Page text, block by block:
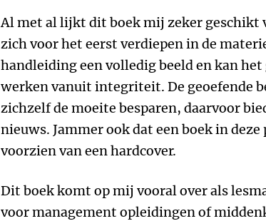
Al met al lijkt dit boek mij zeker geschikt
zich voor het eerst verdiepen in de
handleiding een volledig beeld en kan het
werken vanuit integriteit. De geoefende
zichzelf de moeite besparen, daarvoor
nieuws. Jammer ook dat een boek in
voorzien van een hardcover.
Dit boek komt op mij vooral over als
voor management opleidingen of